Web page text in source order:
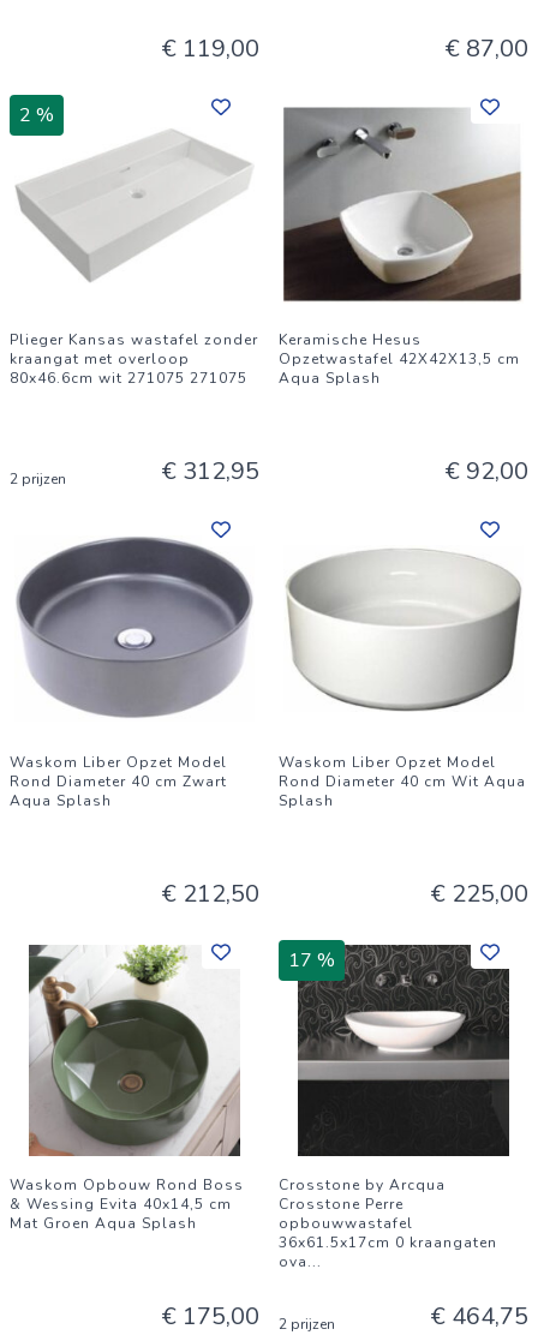
€ 119,00 € 87,00
2 %
Plieger Kansas wastafel zonder
kraangat met overloop
80x46.6cm wit 271075 271075
2 prijzen € 312,95
Keramische Hesus
Opzetwastafel 42X42X13,5 cm
Aqua Splash
€ 92,00
Waskom Liber Opzet Model
Rond Diameter 40 cm Zwart
Aqua Splash
€ 212,50
Waskom Liber Opzet Model
Rond Diameter 40 cm Wit Aqua
Splash
€ 225,00
Waskom Opbouw Rond Boss
& Wessing Evita 40x14,5 cm
Mat Groen Aqua Splash
€ 175,00
17 %
Crosstone by Arcqua
Crosstone Perre
opbouwwastafel
36x61.5x17cm 0 kraangaten
ova...
2 prijzen € 464,75